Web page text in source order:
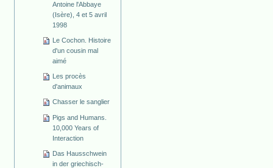
Antoine l'Abbaye
(Isère), 4 et 5 avril
1998
Le Cochon. Histoire
d'un cousin mal
aimé
Les procès
d'animaux
Chasser le sanglier
Pigs and Humans.
10,000 Years of
Interaction
Das Hausschwein
in der griechisch-